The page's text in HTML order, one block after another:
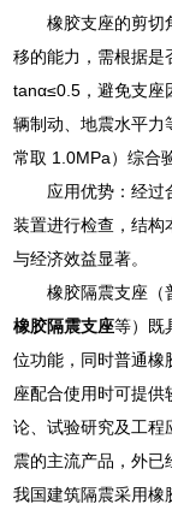
橡胶支座的剪切
移的能力，需根据是
tanα≤0.5，避免支座
辆制动、地震水平力
常取 1.0MPa）综合
应用优势：经过
装置进行检查，结构
与经济效益显著。
橡胶隔震支座（
橡胶隔震支座等）既
位功能，同时普通橡
座配合使用时可提供
论、试验研究及工程
震的主流产品，外已
我国建筑隔震采用橡